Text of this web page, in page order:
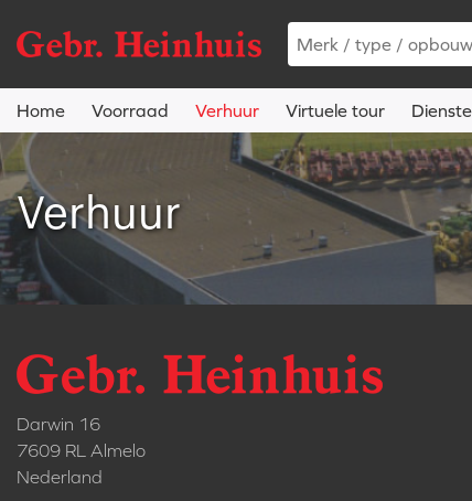
Home Voorraad Verhuur Virtuele tour
Verhuur
Darwin 16
7609 RL Almelo
Nederland